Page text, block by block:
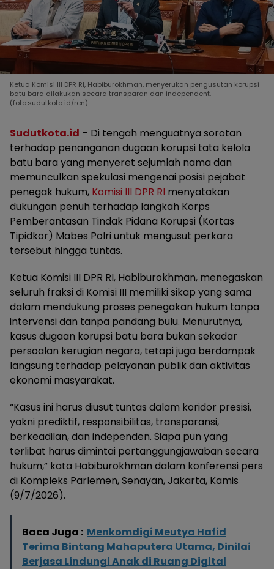
Ketua Komisi III DPR RI, Habiburokhman, menyerukan pengusutan korupsi
batu bara dilakukan secara transparan dan independent.
(foto:sudutkota.id/ren)
Sudutkota.id – Di tengah menguatnya sorotan
terhadap penanganan dugaan korupsi tata kelola
batu bara yang menyeret sejumlah nama dan
memunculkan spekulasi mengenai posisi pejabat
penegak hukum, Komisi III DPR RI menyatakan
dukungan penuh terhadap langkah Korps
Pemberantasan Tindak Pidana Korupsi (Kortas
Tipidkor) Mabes Polri untuk mengusut perkara
tersebut hingga tuntas.
Ketua Komisi III DPR RI, Habiburokhman, menegaskan
seluruh fraksi di Komisi III memiliki sikap yang sama
dalam mendukung proses penegakan hukum tanpa
intervensi dan tanpa pandang bulu. Menurutnya,
kasus dugaan korupsi batu bara bukan sekadar
persoalan kerugian negara, tetapi juga berdampak
langsung terhadap pelayanan publik dan aktivitas
ekonomi masyarakat.
“Kasus ini harus diusut tuntas dalam koridor presisi,
yakni prediktif, responsibilitas, transparansi,
berkeadilan, dan independen. Siapa pun yang
terlibat harus dimintai pertanggungjawaban secara
hukum,” kata Habiburokhman dalam konferensi pers
di Kompleks Parlemen, Senayan, Jakarta, Kamis
(9/7/2026).
Baca Juga : Menkomdigi Meutya Hafid
Terima Bintang Mahaputera Utama, Dinilai
Berjasa Lindungi Anak di Ruang Digital